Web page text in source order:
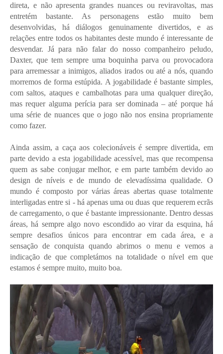
direta, e não apresenta grandes nuances ou reviravoltas, mas
entretém bastante. As personagens estão muito bem
desenvolvidas, há diálogos genuinamente divertidos, e as
relações entre todos os habitantes deste mundo é interessante de
desvendar. Já para não falar do nosso companheiro peludo,
Daxter, que tem sempre uma boquinha parva ou provocadora
para arremessar a inimigos, aliados irados ou até a nós, quando
morremos de forma estúpida. A jogabilidade é bastante simples,
com saltos, ataques e cambalhotas para uma qualquer direção,
mas requer alguma perícia para ser dominada – até porque há
uma série de nuances que o jogo não nos ensina propriamente
como fazer.
Ainda assim, a caça aos colecionáveis é sempre divertida, em
parte devido a esta jogabilidade acessível, mas que recompensa
quem as sabe conjugar melhor, e em parte também devido ao
design de níveis e de mundo de elevadíssima qualidade. O
mundo é composto por várias áreas abertas quase totalmente
interligadas entre si - há apenas uma ou duas que requerem ecrãs
de carregamento, o que é bastante impressionante. Dentro dessas
áreas, há sempre algo novo escondido ao virar da esquina, há
sempre desafios únicos para encontrar em cada área, e a
sensação de conquista quando abrimos o menu e vemos a
indicação de que completámos na totalidade o nível em que
estamos é sempre muito, muito boa.